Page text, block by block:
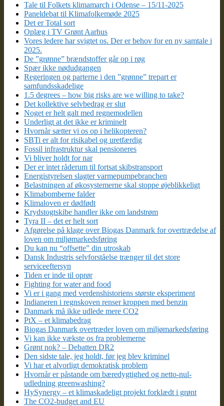
Tale til Folkets klimamarch i Odense – 15/11-2025
Paneldebat til Klimafolkemøde 2025
Det er Total sort
Oplæg i TV Grønt Aarhus
Vores ledere har svigtet os. Der er behov for en ny samtale i
2025.
De ”grønne” brændstoffer går op i røg
Spær ikke nødudgangen
Regeringen og parterne i den ”grønne” trepart er
samfundsskadelige
1.5 degrees – how big risks are we willing to take?
Det kollektive selvbedrag er slut
Noget er helt galt med regnemodellen
Underligt at det ikke er kriminelt
Hvornår sætter vi os op i helikopteren?
SBTi er alt for risikabel og uretfærdig
Fossil infrastruktur skal pensioneres
Vi bliver holdt for nar
Der er intet råderum til fortsat skibstransport
Energistyrelsen slagter varmepumpebranchen
Belastningen af økosystemerne skal stoppe øjeblikkeligt
Klimabomberne falder
Klimaloven er dødfødt
Krydstogtskibe handler ikke om landstrøm
Tyra II – det er helt sort
Afgørelse på klage over Biogas Danmark for overtrædelse af
loven om miljømarkedsføring
Du kan nu “offsette” din utroskab
Dansk Industris selvforståelse trænger til det store
serviceeftersyn
Tiden er inde til oprør
Fighting for water and food
Vi er i gang med verdenshistoriens største eksperiment
Indianeren i regnskoven renser kroppen med benzin
Danmark må ikke udlede mere CO2
PtX – et klimabedrag
Biogas Danmark overtræder loven om miljømarkedsføring
Vi kan ikke vækste os fra problemerne
Grønt nok? – Debatten DR2
Den sidste tale, jeg holdt, før jeg blev kriminel
Vi har et alvorligt demokratisk problem
Hvornår er påstande om bæredygtighed og netto-nul-
udledning greenwashing?
HySynergy – et klimaskadeligt projekt forklædt i grønt
The CO2-budget and EU